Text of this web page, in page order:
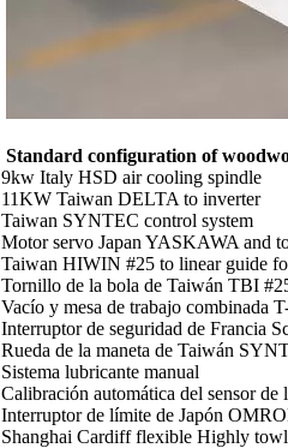
Standard configuration of
9kw Italy HSD air cooling spindle
11KW Taiwan DELTA to inverter
Taiwan SYNTEC control system
Motor servo Japan YASKAWA and
Taiwan HIWIN #25 to linear guide
Tornillo de la bola de Taiwán TBI
Vacío y mesa de trabajo combinada
Interruptor de seguridad de Francia
Rueda de la maneta de Taiwán
Sistema lubricante manual
Calibración automática del sensor de
Interruptor de límite de Japón
Shanghai Cardiff flexible Highly